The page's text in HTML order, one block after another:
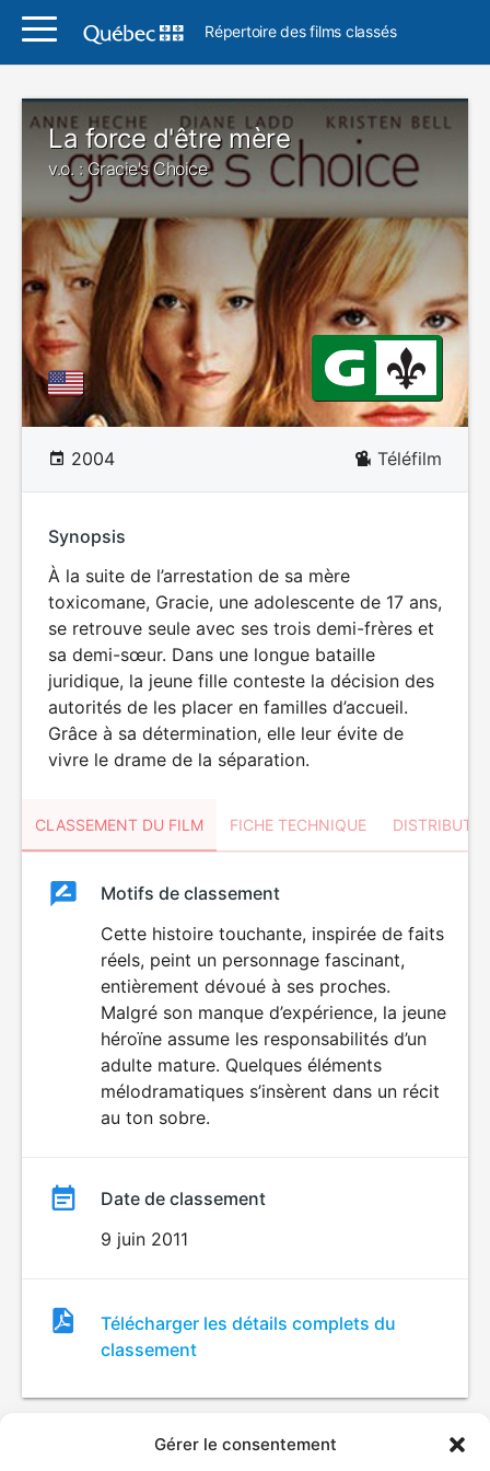
Gérer le consentement
Répertoire des films classés
La force d'être mère
v.o. : Gracie's Choice
2004 Téléfilm
Synopsis
À la suite de l’arrestation de sa mère
toxicomane, Gracie, une adolescente de 17 ans,
se retrouve seule avec ses trois demi-frères et
sa demi-sœur. Dans une longue bataille
juridique, la jeune fille conteste la décision des
autorités de les placer en familles d’accueil.
Grâce à sa détermination, elle leur évite de
vivre le drame de la séparation.
CLASSEMENT DU FILM FICHE TECHNIQUE
ClassementClassement
Motifs de classement
Cette histoire touchante, inspirée de faits
réels, peint un personnage fascinant,
entièrement dévoué à ses proches.
Malgré son manque d’expérience, la jeune
héroïne assume les responsabilités d’un
adulte mature. Quelques éléments
mélodramatiques s’insèrent dans un récit
au ton sobre.
Date de classement
9 juin 2011
Fichier
de
classement
Télécharger les détails complets du
classement